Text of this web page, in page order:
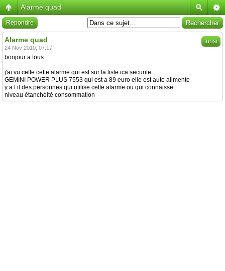
Alarme quad
Répondre
tunsi
Alarme quad
24 Nov 2010, 07:17
bonjour a tous
j'ai vu cette cette alarme qui est sur la liste ica securite
GEMINI POWER PLUS 7553 qui est a 89 euro elle est auto alimente
y a t il des personnes qui utilise cette alarme ou qui connaisse
niveau étanchéité consommation